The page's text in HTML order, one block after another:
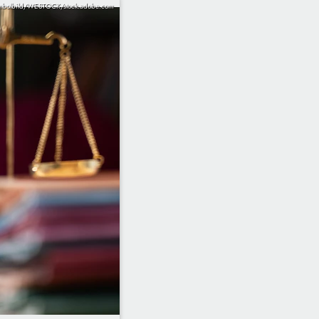
WESTOCK/stock.adobe.com